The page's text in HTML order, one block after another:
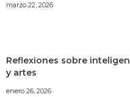
marzo 22, 2026
Reflexiones sobre
y artes
enero 26, 2026